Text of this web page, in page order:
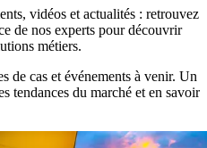
vidéos et actualités : retrouvez
de nos experts pour découvrir
métiers.
de cas et événements à venir. Un
tendances du marché et en savoir